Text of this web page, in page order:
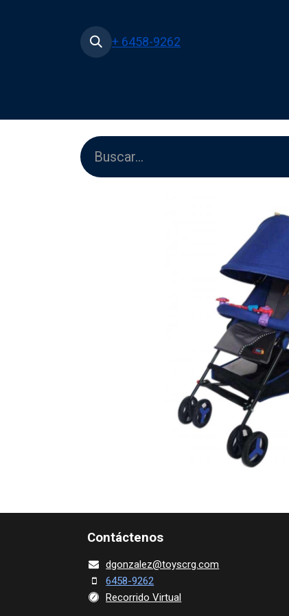
+ 6458-9262
Contácte​nos
dgonza​lez@toy​scrg.c​o​m
6458-9262
Recorrido Virtual